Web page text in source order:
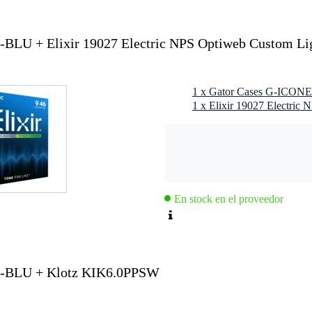
/ n.a.
BLU + Elixir 19027 Electric NPS Optiweb Custom
En stock en el proveedor
BLU + Klotz KIK6.0PPSW